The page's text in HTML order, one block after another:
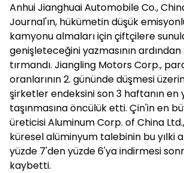
Anhui Jianghuai Automobile Co.,
Journal'ın, hükümetin düşük
kamyonu almaları için çiftçilere
genişleteceğini yazmasının ardından
tırmandı. Jiangling Motors Corp.,
oranlarının 2. gününde düşmesi
şirketler endeksini son 3 haftanın en
taşınmasına öncülük etti. Çin'in en
üreticisi Aluminum Corp. of China
küresel alüminyum talebinin bu yılki
yüzde 7'den yüzde 6'ya indirmesi
kaybetti.